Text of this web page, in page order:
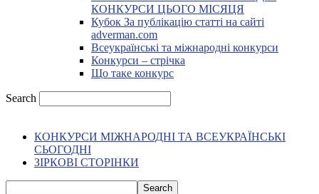
КОНКУРСИ ЦЬОГО МІСЯЦЯ
Кубок За публікацію статті на сайті
adverman.com
Всеукраїнські та міжнародні конкурси
Конкурси – стрічка
Що таке конкурс
Search
КОНКУРСИ МІЖНАРОДНІ ТА ВСЕУКРАЇНСЬКІ
СЬОГОДНІ
ЗІРКОВІ СТОРІНКИ